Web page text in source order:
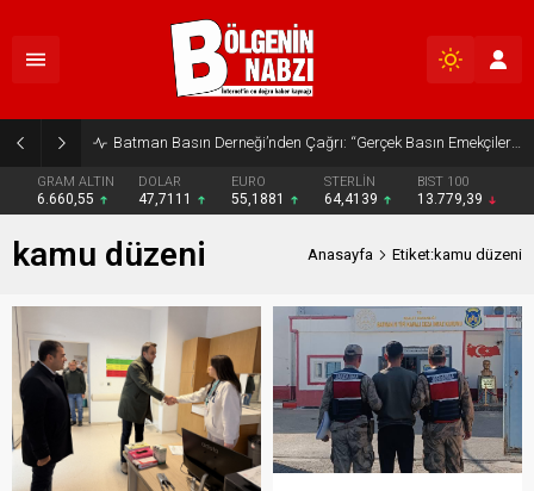
Batman Basın Derneği’nden Çağrı: “Gerçek Basın Emekçileri Desteklenmeli”
GRAM ALTIN
6.660,55
DOLAR
47,7111
EURO
55,1881
STERLİN
64,4139
BIST 100
13.779,39
kamu düzeni Anasayfa Etiket:kamu düzeni